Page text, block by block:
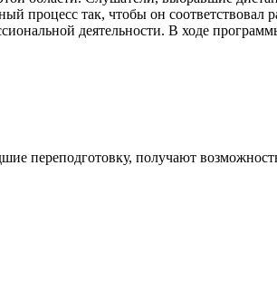
процесс так, чтобы он соответствовал
деятельности. В ходе
переподготовку, получают